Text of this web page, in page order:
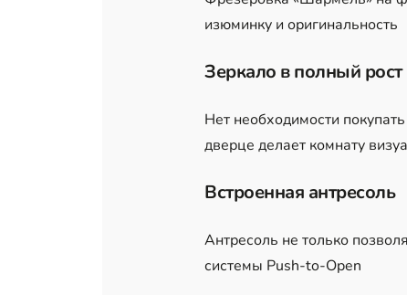
изюминку и оригинальность
Зеркало в полный рост
Нет необходимости
дверце делает комнату
Встроенная антресоль
Антресоль не только
системы Push-to-Open